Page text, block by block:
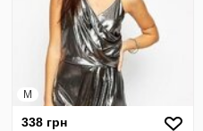
M
338 грн